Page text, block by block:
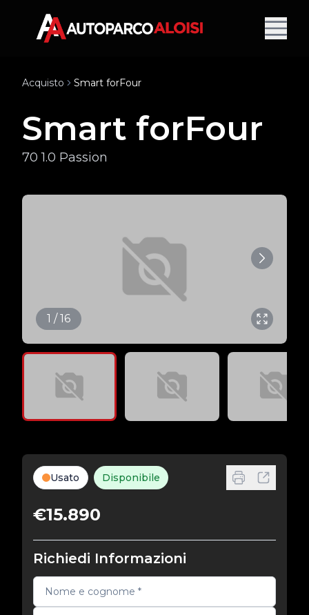
Acquisto Smart forFour
Smart forFour
70 1.0 Passion
1 / 16
Usato Disponibile
€15.890
Richiedi Informazioni